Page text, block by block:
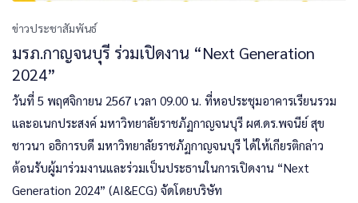
ข่าวประชาสัมพันธ์
มรภ.กาญจนบุรี ร่วมเปิดงาน “Next Generation
2024”
วันที่ 5 พฤศจิกายน 2567 เวลา 09.00 น. ที่หอประชุมอาคารเรียนรวม
และอเนกประสงค์ มหาวิทยาลัยราชภัฏกาญจนบุรี ผศ.ดร.พจนีย์ สุข
ชาวนา อธิการบดี มหาวิทยาลัยราชภัฏกาญจนบุรี ได้ให้เกียรติกล่าว
ต้อนรับผู้มาร่วมงานและร่วมเป็นประธานในการเปิดงาน “Next
Generation 2024” (AI&ECG) จัดโดยบริษัท